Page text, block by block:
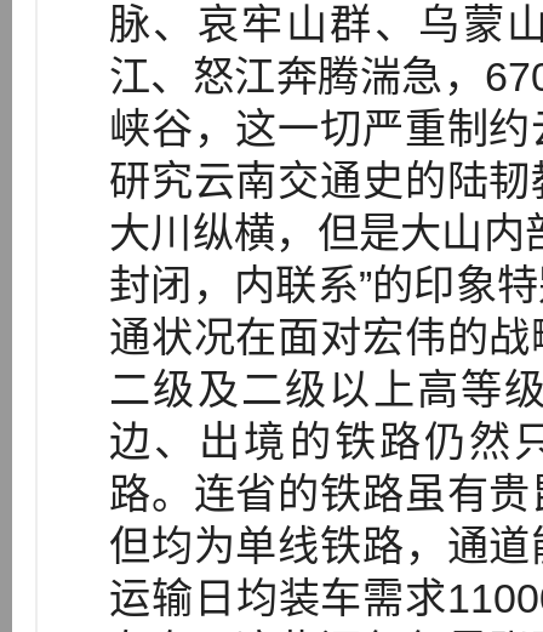
脉、哀牢山群、乌蒙
江、怒江奔腾湍急，
峡谷，这一切严重制
研究云南交通史的陆
大川纵横，但是大山内
封闭，内联系”的印象
通状况在面对宏伟的
二级及二级以上高等
边、出境的铁路仍然
路。连省的铁路虽有
但均为单线铁路，通
运输日均装车需求